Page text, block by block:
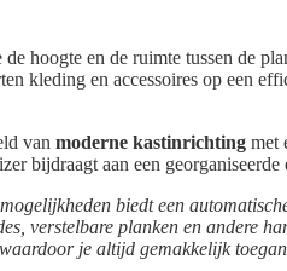
hoogte en de ruimte tussen de
kleding en accessoires op een
van moderne kastinrichting met
bijdraagt aan een
biedt een
verstelbare planken en andere
je altijd gemakkelijk